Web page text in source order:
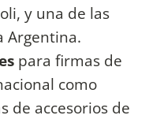
y una de las
Argentina.
para firmas de
como
de accesorios de